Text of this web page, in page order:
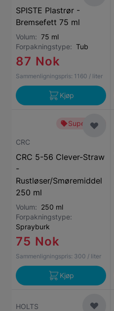
SPISTE Plastrør -
Bremsefett 75 ml
Volum: 75 ml
Forpakningstype: Tub
87 Nok
Sammenligningspris: 1160 / liter
Kjøp
Superbillig
CRC
CRC 5-56 Clever-Straw
-
Rustløser/Smøremiddel
250 ml
Volum: 250 ml
Forpakningstype:
Sprayburk
75 Nok
Sammenligningspris: 300 / liter
Kjøp
HOLTS